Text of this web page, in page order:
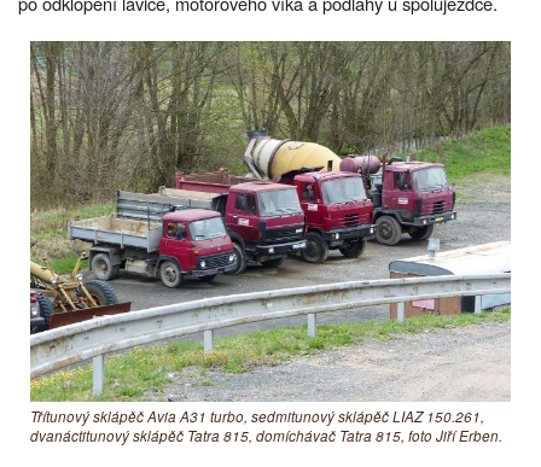
Třítunový sklápěč Avia A31 turbo, sedmitunový sklápěč LIAZ 150.261,
dvanáctitunový sklápěč Tatra 815, domíchávač Tatra 815, foto Jiří Erben.